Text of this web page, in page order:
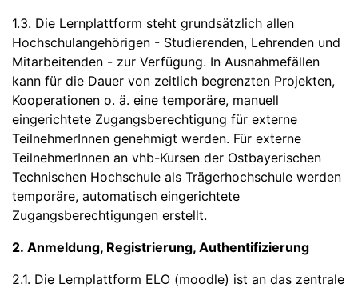
1.3. Die Lernplattform steht grundsätzlich allen
Hochschulangehörigen - Studierenden, Lehrenden und
Mitarbeitenden - zur Verfügung. In Ausnahmefällen
kann für die Dauer von zeitlich begrenzten Projekten,
Kooperationen o. ä. eine temporäre, manuell
eingerichtete Zugangsberechtigung für externe
TeilnehmerInnen genehmigt werden. Für externe
TeilnehmerInnen an vhb-Kursen der Ostbayerischen
Technischen Hochschule als Trägerhochschule werden
temporäre, automatisch eingerichtete
Zugangsberechtigungen erstellt.
2. Anmeldung, Registrierung, Authentifizierung
2.1. Die Lernplattform ELO (moodle) ist an das zentrale